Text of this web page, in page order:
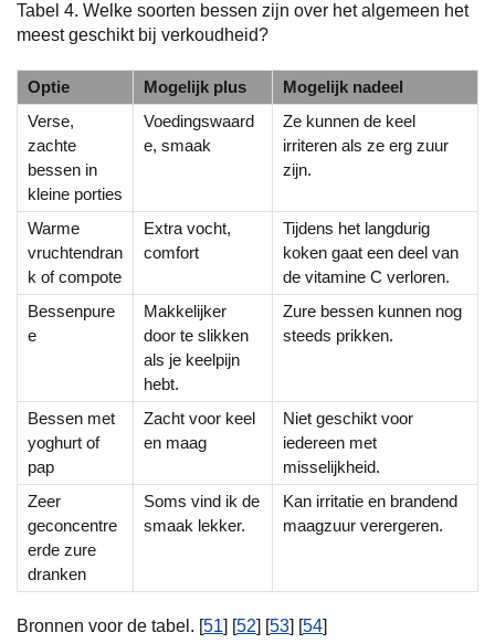
Tabel 4. Welke soorten bessen zijn over het algemeen het
meest geschikt bij verkoudheid?
Optie Mogelijk plus
Mogelijk nadeel
Verse,
zachte
bessen in
kleine porties
Voedingswaard
e, smaak
Ze kunnen de keel
irriteren als ze erg zuur
zijn.
Warme
vruchtendran
k of compote
Extra vocht,
comfort
Tijdens het langdurig
koken gaat een deel van
de vitamine C verloren.
Bessenpure
e
Makkelijker
door te slikken
als je keelpijn
hebt.
Zure bessen kunnen nog
steeds prikken.
Bessen met
yoghurt of
pap
Zacht voor keel
en maag
Niet geschikt voor
iedereen met
misselijkheid.
Zeer
geconcentre
erde zure
dranken
Soms vind ik de
smaak lekker.
Kan irritatie en brandend
maagzuur verergeren.
Bronnen voor de tabel. [51] [52] [53] [54]